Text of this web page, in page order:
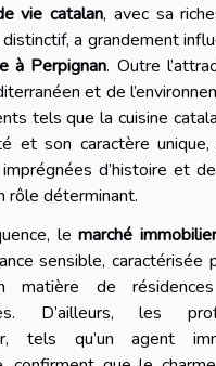
vie catalan, avec sa
a grandement
à Perpignan. Outre
et de
tels que la cuisine
et son caractère
d’histoire et
rôle déterminant.
lemarché
sensible, caractérisée
matière de
D’ailleurs, les
tels qu’un agent